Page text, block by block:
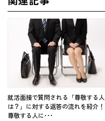
就活面接で質問される「尊敬する人
は？」に対する返答の流れを紹介！
尊敬する人に･･･